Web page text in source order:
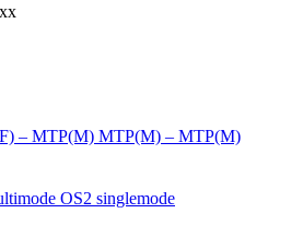
– MTP(M) MTP(M) – MTP(M)
OS2 singlemode